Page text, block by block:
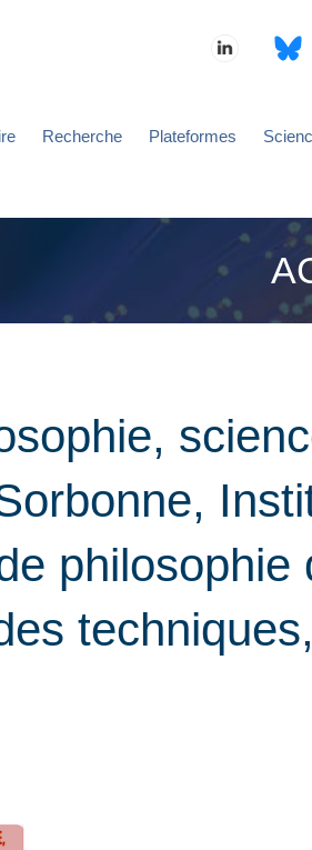
Recherche Plateformes
philosophie